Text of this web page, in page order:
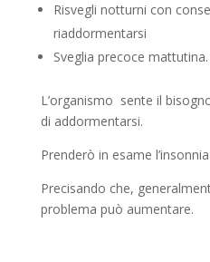
Risvegli notturni con
riaddormentarsi
Sveglia precoce mattutina.
L’organismo sente il
di addormentarsi.
Prenderò in esame
Precisando che,
problema può aumentare.